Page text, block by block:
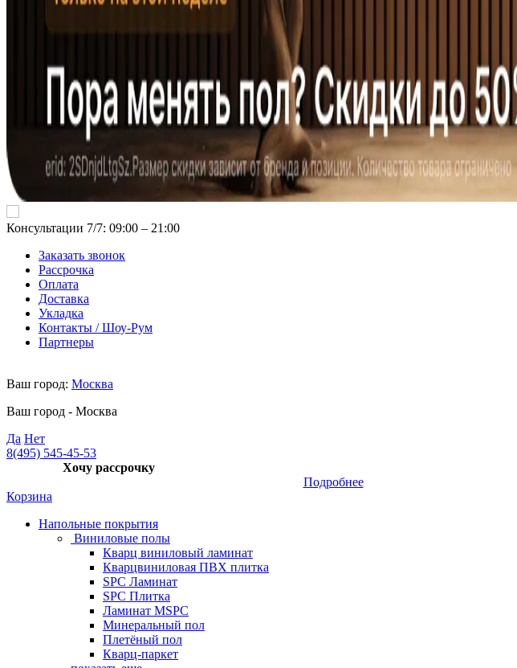
Консультации 7/7: 09:00 ‒ 21:00
Заказать звонок
Рассрочка
Оплата
Доставка
Укладка
Контакты / Шоу-Рум
Партнеры
Ваш город: Москва
Ваш город - Москва
Да Нет
8(495) 545-45-53
Хочу рассрочку
Подробнее
Корзина
Напольные покрытия
Виниловые полы
Кварц виниловый ламинат
Кварцвиниловая ПВХ плитка
SPC Ламинат
SPC Плитка
Ламинат MSPC
Минеральный пол
Плетёный пол
Кварц-паркет